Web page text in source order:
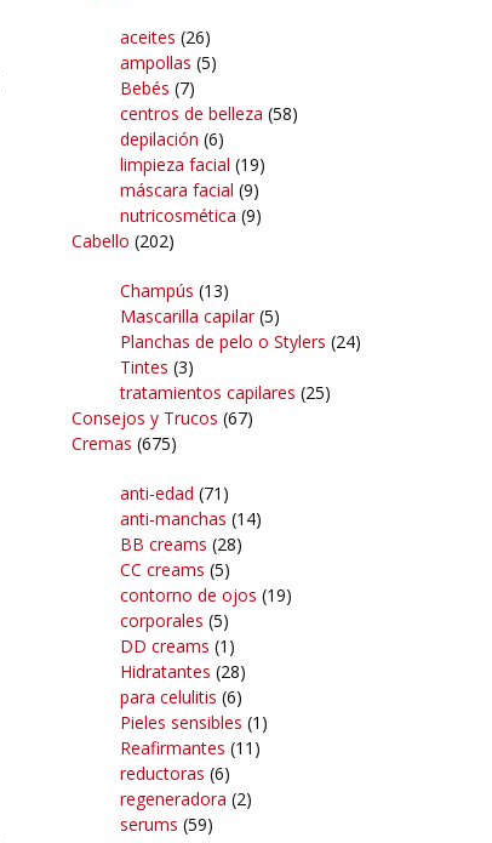
aceites (26)
ampollas (5)
Bebés (7)
centros de belleza (58)
depilación (6)
limpieza facial (19)
máscara facial (9)
nutricosmética (9)
Cabello (202)
Champús (13)
Mascarilla capilar(5)
Planchas de pelo o Stylers (24)
Tintes (3)
tratamientos capilares (25)
Consejos y Trucos (67)
Cremas (675)
anti-edad (71)
anti-manchas (14)
BB creams (28)
CC creams (5)
contorno de ojos (19)
corporales (5)
DD creams (1)
Hidratantes (28)
para celulitis (6)
Pieles sensibles (1)
Reafirmantes (11)
reductoras (6)
regeneradora (2)
serums (59)